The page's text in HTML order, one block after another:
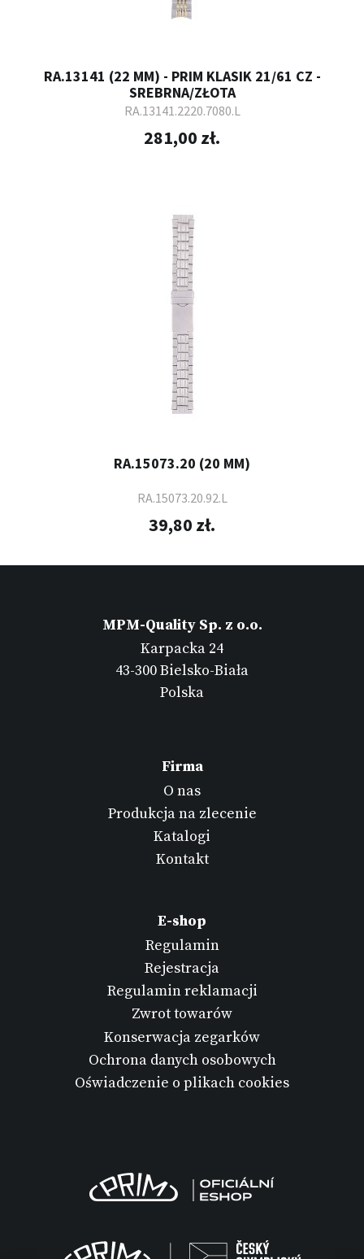
RA.13141 (22 MM) - PRIM KLASIK 21/61 CZ -
SREBRNA/ZŁOTA
RA.13141.2220.7080.L
281,00 zł.
RA.15073.20 (20 MM)
RA.15073.20.92.L
39,80 zł.
MPM-Quality Sp. z o.o.
Karpacka 24
43-300 Bielsko-Biała
Polska
Firma
O nas
Produkcja na zlecenie
Katalogi
Kontakt
E-shop
Regulamin
Rejestracja
Regulamin reklamacji
Zwrot towarów
Konserwacja zegarków
Ochrona danych osobowych
Oświadczenie o plikach cookies